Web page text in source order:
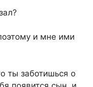
и мне ими
ты заботишься о